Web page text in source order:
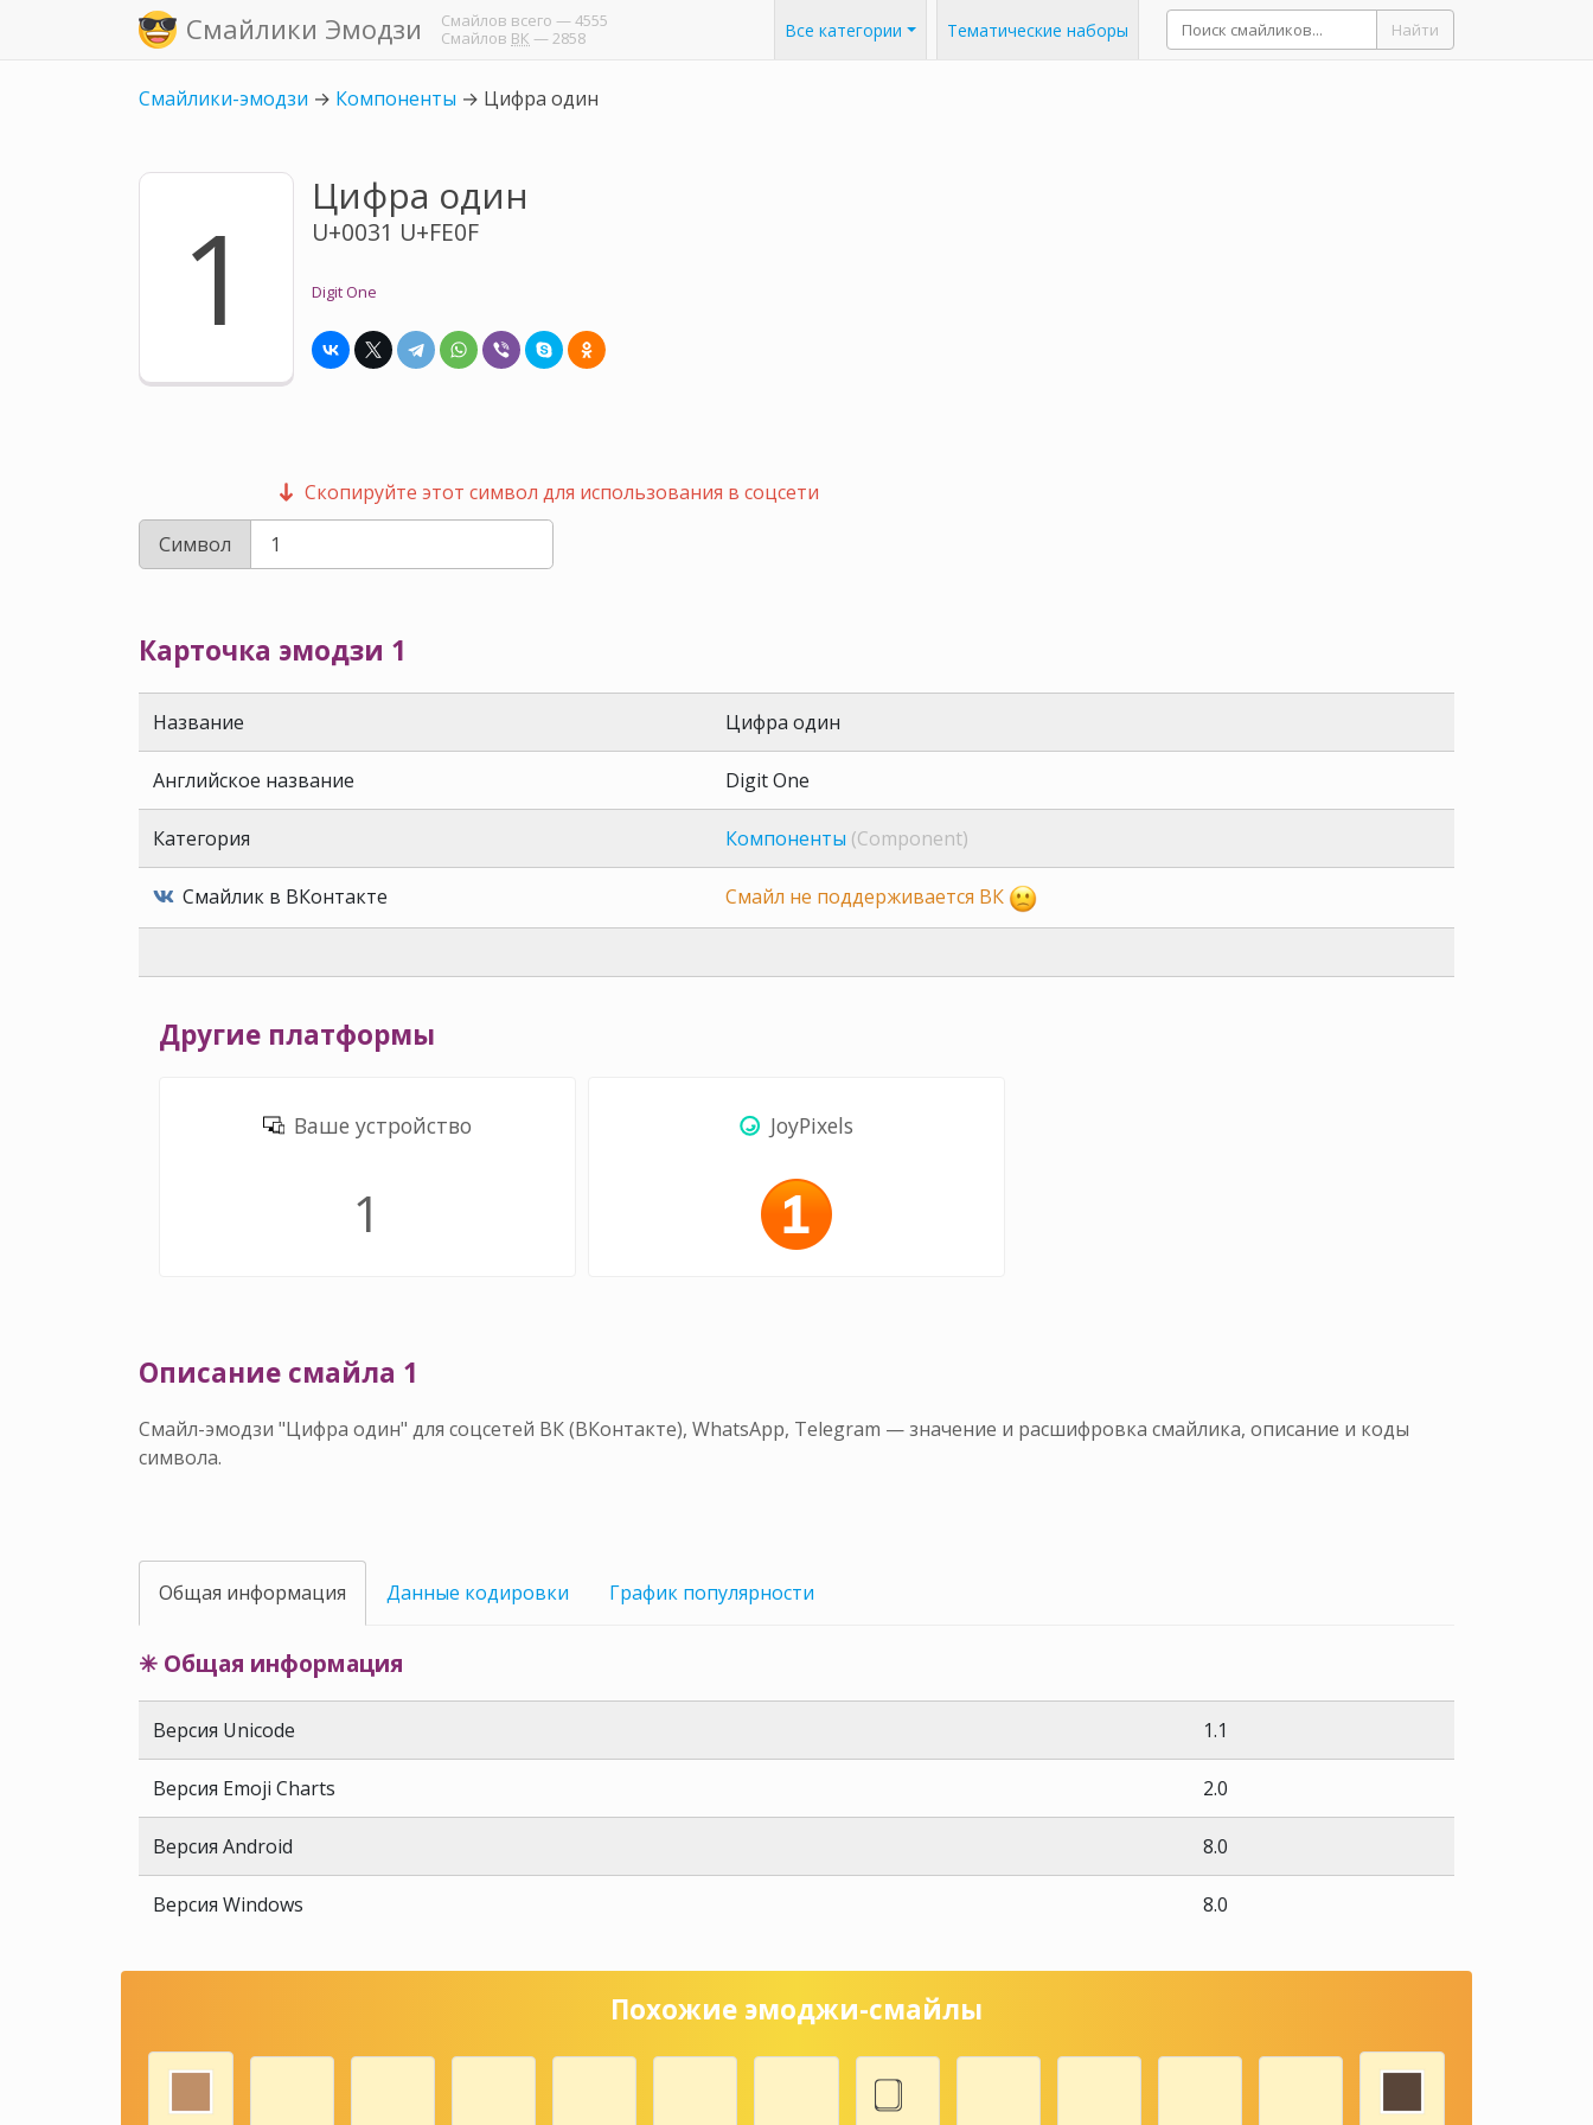
Смайлики Эмодзи Смайлов всего — 4555
Смайлов ВК — 2858 Все категории Тематические наборы Найти
Смайлики-эмодзи → Компоненты → Цифра один
1️ Цифра один
U+0031 U+FE0F
Digit One
Скопируйте этот символ для использования в соцсети
Символ
Карточка эмодзи 1️
Название Цифра один
Английское название Digit One
Категория Компоненты (Component)
Смайлик в ВКонтакте Смайл не поддерживается ВК
Другие платформы
Ваше устройство
1️
JoyPixels
Описание смайла 1️
Смайл-эмодзи "Цифра один" для соцсетей ВК (ВКонтакте), WhatsApp, Telegram — значение и расшифровка смайлика, описание и коды
символа.
Общая информация Данные кодировки График популярности
✳ Общая информация
Версия Unicode 1.1
Версия Emoji Charts 2.0
Версия Android 8.0
Версия Windows 8.0
Похожие эмоджи-смайлы